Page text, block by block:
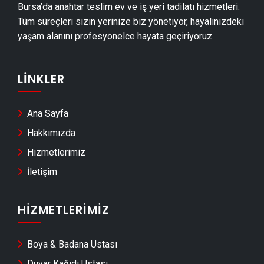
İznik Havuz Yapımı
İznik Cam Montajı
İznik Kepçe Kiralama
İznik Seramik Ustası
İznik Sandviç Panel Montajı
İznik Teras Kapatma
İznik Anahtar Teslim Tadilat
İznik Anahtar Teslim İnşaat
İznik Dekoratif Taş Kaplama
İznik Pvc Kapı & Pencere Montajı
Bursa’da anahtar teslim ev ve iş yeri tadilatı hizmetleri.
Tüm süreçleri sizin yerinize biz yönetiyor, hayalinizdeki
yaşam alanını profesyonelce hayata geçiriyoruz.
LINKLER
Ana Sayfa
Hakkımızda
Hizmetlerimiz
İletişim
HIZMETLERIMIZ
Boya & Badana Ustası